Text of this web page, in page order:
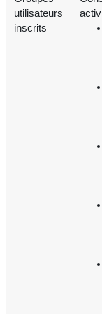
utilisateurs
inscrits